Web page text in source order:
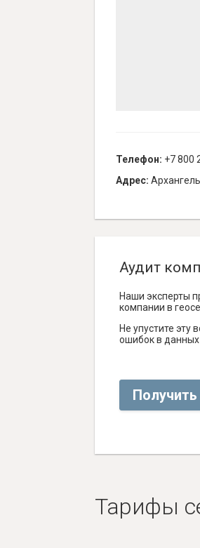
Телефон: +7 800
Адрес:
Аудит
Наши эксперты
компании в
Не упустите эту
ошибок в данных
Получить
Тарифы